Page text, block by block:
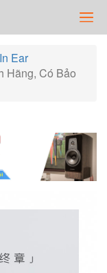
Ear
Hãng, Có Bảo